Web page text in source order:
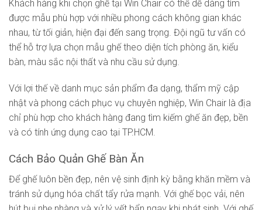
Khách hàng khi chọn ghế tại Win Chair có thể dễ dàng tìm
được mẫu phù hợp với nhiều phong cách không gian khác
nhau, từ tối giản, hiện đại đến sang trọng. Đội ngũ tư vấn có
thể hỗ trợ lựa chọn mẫu ghế theo diện tích phòng ăn, kiểu
bàn, màu sắc nội thất và nhu cầu sử dụng.
Với lợi thế về danh mục sản phẩm đa dạng, thẩm mỹ cập
nhật và phong cách phục vụ chuyên nghiệp, Win Chair là địa
chỉ phù hợp cho khách hàng đang tìm kiếm ghế ăn đẹp, bền
và có tính ứng dụng cao tại TP.HCM.
Cách Bảo Quản Ghế Bàn Ăn
Để ghế luôn bền đẹp, nên vệ sinh định kỳ bằng khăn mềm và
tránh sử dụng hóa chất tẩy rửa mạnh. Với ghế bọc vải, nên